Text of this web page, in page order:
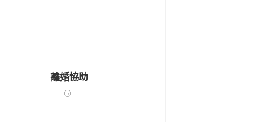
離婚協助